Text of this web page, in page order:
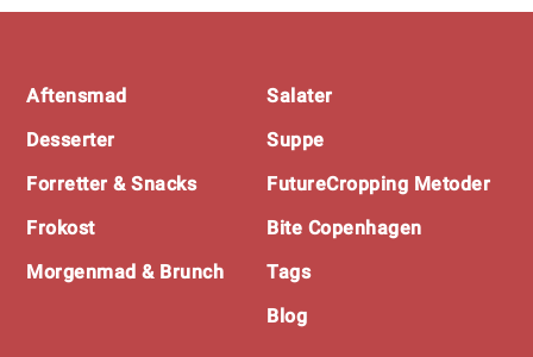
Footer
Aftensmad
Desserter
Forretter & Snacks
Frokost
Morgenmad & Brunch
Salater
Suppe
FutureCropping Metoder
Bite Copenhagen
Tags
Blog